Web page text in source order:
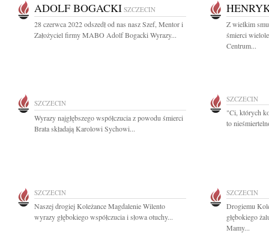
ADOLF BOGACKI SZCZECIN
28 czerwca 2022 odszedł od nas nasz Szef, Mentor i
Założyciel firmy MABO Adolf Bogacki Wyrazy...
Z wielkim
śmierci
Centrum...
SZCZECIN
Wyrazy najgłębszego współczucia z powodu śmierci
Brata składają Karolowi Sychowi...
SZCZECIN
"Ci, których
to
SZCZECIN
Naszej drogiej Koleżance Magdalenie Wilento
wyrazy głębokiego współczucia i słowa otuchy...
SZCZECIN
Drogiemu
głębokiego
Mamy...